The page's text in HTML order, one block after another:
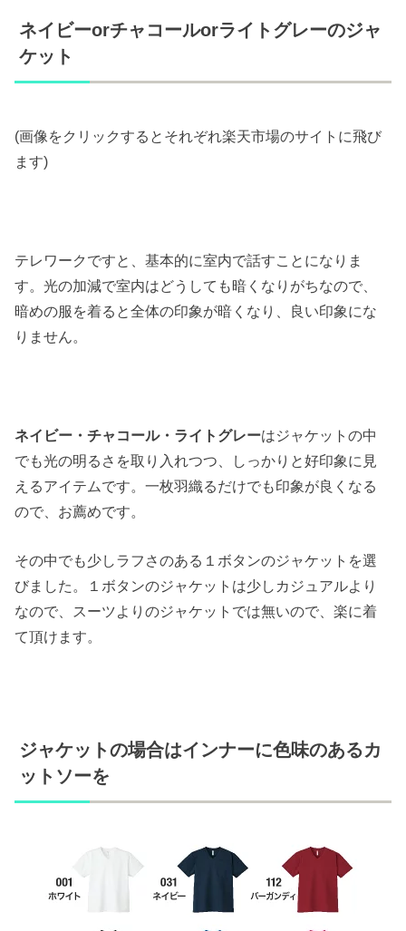
ネイビーorチャコールorライトグレーのジャ
ケット
(画像をクリックするとそれぞれ楽天市場のサイトに飛び
ます)
テレワークですと、基本的に室内で話すことになりま
す。光の加減で室内はどうしても暗くなりがちなので、
暗めの服を着ると全体の印象が暗くなり、良い印象にな
りません。
ネイビー・チャコール・ライトグレーはジャケットの中
でも光の明るさを取り入れつつ、しっかりと好印象に見
えるアイテムです。一枚羽織るだけでも印象が良くなる
ので、お薦めです。
その中でも少しラフさのある１ボタンのジャケットを選
びました。１ボタンのジャケットは少しカジュアルより
なので、スーツよりのジャケットでは無いので、楽に着
て頂けます。
ジャケットの場合はインナーに色味のあるカ
ットソーを